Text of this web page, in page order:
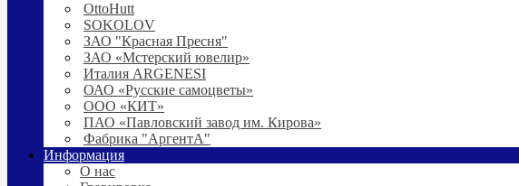
OttoHutt
SOKOLOV
ЗАО "Красная Пресня"
ЗАО «Мстерский ювелир»
Италия ARGENESI
ОАО «Русские самоцветы»
ООО «КИТ»
ПАО «Павловский завод им. Кирова»
Фабрика "АргентА"
Информация
О нас